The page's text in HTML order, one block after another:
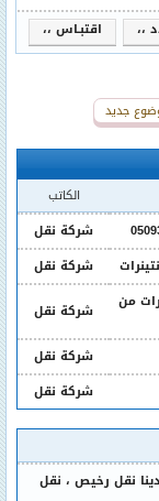
اقتبـاس ،، ،،
جديد
الكاتب
شركة نقل
شركة نقل
-نقل كونتينرات من
شركة نقل
شركة نقل
شركة نقل
دينا نقل رخيص، نقل